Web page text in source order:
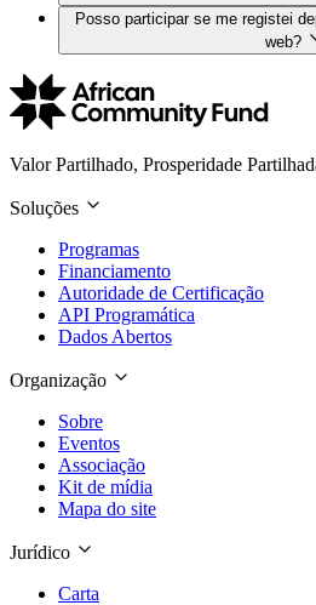
Posso participar se me registei
web?
Valor Partilhado, Prosperidade
Soluções
Programas
Financiamento
Autoridade de Certificação
API Programática
Dados Abertos
Organização
Sobre
Eventos
Associação
Kit de mídia
Mapa do site
Jurídico
Carta